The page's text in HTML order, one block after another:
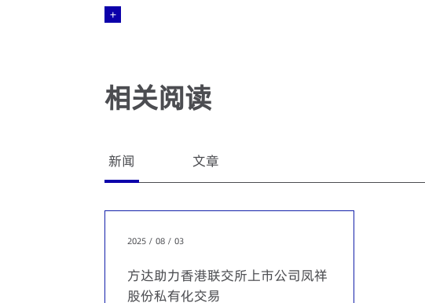
代表一家从事虚拟货币业务的持牌法团回应香港证监会的合规质询。
相关阅读
新闻 文章
2025 / 08 / 03
方达助力香港联交所上市公司凤祥
股份私有化交易